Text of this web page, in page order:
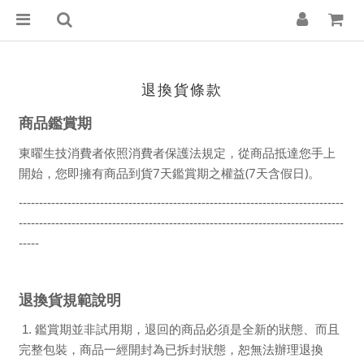
退換貨條款
商品鑑賞期
東曜生技消費者依照消費者保護法規定，從商品抵達您手上
開始，您即擁有商品到貨7天鑑賞期之權益(7天含假日)。
--------------------------------------------------------------------------------
--------------------------------------------------------------------------------
-----
退換貨規範說明
1. 鑑賞期並非試用期，退回的商品必須是全新的狀態、而且
完整包裝，商品一經開封為已拆封狀態，恕無法辦理退換